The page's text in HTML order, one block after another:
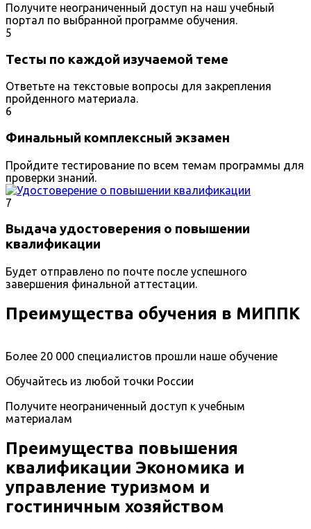
Получите неограниченный доступ на наш учебный
портал по выбранной программе обучения.
5
Тесты по каждой изучаемой теме
Ответьте на текстовые вопросы для закрепления
пройденного материала.
6
Финальный комплексный экзамен
Пройдите тестирование по всем темам программы для
проверки знаний.
7
Выдача удостоверения о повышении
квалификации
Будет отправлено по почте после успешного
завершения финальной аттестации.
Преимущества обучения в МИППК
Более 20 000 специалистов прошли наше обучение
Обучайтесь из любой точки России
Получите неограниченный доступ к учебным
материалам
Преимущества повышения
квалификации Экономика и
управление туризмом и
гостиничным хозяйством